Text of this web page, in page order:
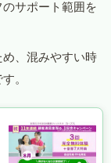
サポート範囲を
、混みやすい時
。